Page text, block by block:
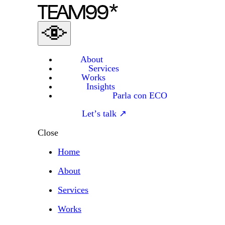
About
Services
Works
Insights
Parla con ECO
Let’s talk ↗
Close
Home
About
Services
Works